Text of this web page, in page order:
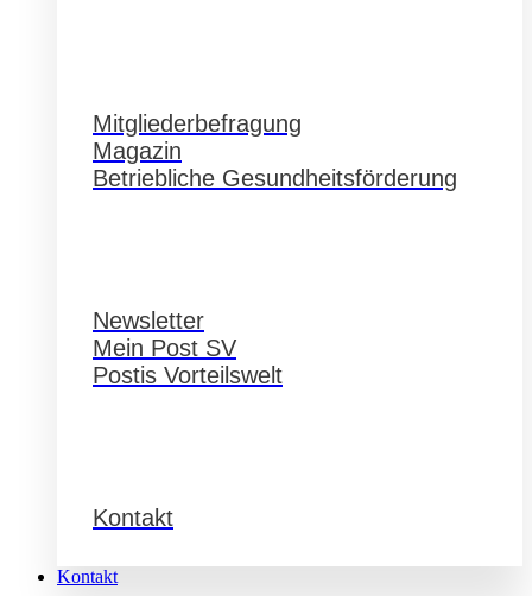
Mitgliederbefragung
Magazin
Betriebliche Gesundheitsförderung
Newsletter
Mein Post SV
Postis Vorteilswelt
Kontakt
Kontakt